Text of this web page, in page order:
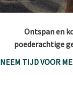
Ontspan en
poederachtige
NEEM TIJD VOOR